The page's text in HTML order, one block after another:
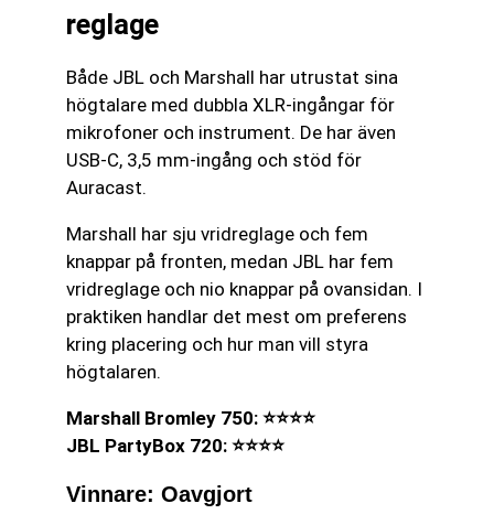
reglage
Både JBL och Marshall har utrustat sina
högtalare med dubbla XLR-ingångar för
mikrofoner och instrument. De har även
USB-C, 3,5 mm-ingång och stöd för
Auracast.
Marshall har sju vridreglage och fem
knappar på fronten, medan JBL har fem
vridreglage och nio knappar på ovansidan. I
praktiken handlar det mest om preferens
kring placering och hur man vill styra
högtalaren.
Marshall Bromley 750: ⭐⭐⭐⭐
JBL PartyBox 720: ⭐⭐⭐⭐
Vinnare: Oavgjort